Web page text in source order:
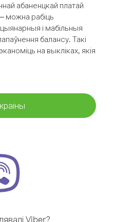
абаненцкай платай
можна рабіць
і мабільныя
балансу. Такі
на выкліках, якія
Viber?